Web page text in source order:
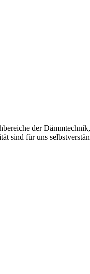
der
sind für uns